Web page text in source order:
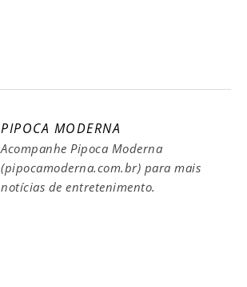
PIPOCA MODERNA
Acompanhe Pipoca Moderna
(pipocamoderna.com.br) para mais
notícias de entretenimento.